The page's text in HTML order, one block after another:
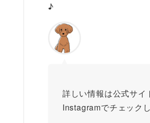
♪
詳しい情報は公式サイ
Instagramでチェック